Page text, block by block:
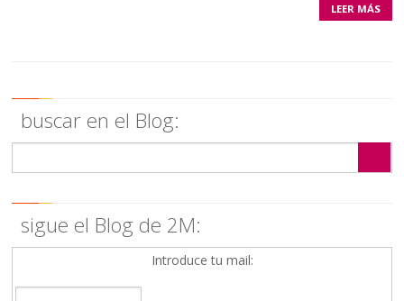
LEER MÁS
buscar en el Blog:
sigue el Blog de 2M:
Introduce tu mail: